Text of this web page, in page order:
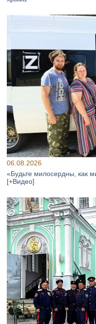
06.08.2026
«Будьте милосердны, как
[+Видео]